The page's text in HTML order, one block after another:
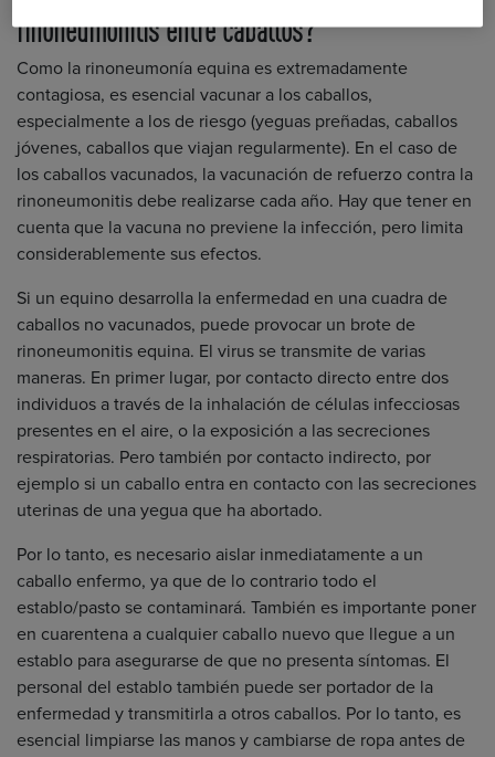
rinoneumonitis entre caballos?
Como la rinoneumonía equina es extremadamente
contagiosa, es esencial vacunar a los caballos,
especialmente a los de riesgo (yeguas preñadas, caballos
jóvenes, caballos que viajan regularmente). En el caso de
los caballos vacunados, la vacunación de refuerzo contra la
rinoneumonitis debe realizarse cada año. Hay que tener en
cuenta que la vacuna no previene la infección, pero limita
considerablemente sus efectos.
Si un equino desarrolla la enfermedad en una cuadra de
caballos no vacunados, puede provocar un brote de
rinoneumonitis equina. El virus se transmite de varias
maneras. En primer lugar, por contacto directo entre dos
individuos a través de la inhalación de células infecciosas
presentes en el aire, o la exposición a las secreciones
respiratorias. Pero también por contacto indirecto, por
ejemplo si un caballo entra en contacto con las secreciones
uterinas de una yegua que ha abortado.
Por lo tanto, es necesario aislar inmediatamente a un
caballo enfermo, ya que de lo contrario todo el
establo/pasto se contaminará. También es importante poner
en cuarentena a cualquier caballo nuevo que llegue a un
establo para asegurarse de que no presenta síntomas. El
personal del establo también puede ser portador de la
enfermedad y transmitirla a otros caballos. Por lo tanto, es
esencial limpiarse las manos y cambiarse de ropa antes de